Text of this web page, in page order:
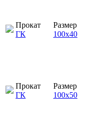
Прокат
ГК
Размер
100х40
Прокат
ГК
Размер
100х50